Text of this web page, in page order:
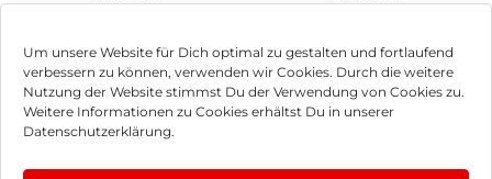
Um unsere Website für Dich optimal zu gestalten und fortlaufend
verbessern zu können, verwenden wir Cookies. Durch die weitere
Nutzung der Website stimmst Du der Verwendung von Cookies zu.
Weitere Informationen zu Cookies erhältst Du in unserer
Datenschutzerklärung.
Impressum